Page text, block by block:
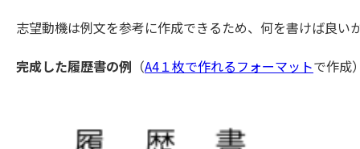
志望動機は例文を参考に作成できるため、何を書けば良い
完成した履歴書の例 （A4１枚で作れるフォーマットで作成